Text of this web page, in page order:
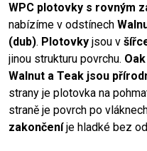
WPC plotovky s rovným
nabízíme v odstínech
(dub). Plotovky jsou v
jinou strukturu povrchu.
Walnut a Teak jsou
strany je plotovka na
straně je povrch po
zakončeníje hladké bez